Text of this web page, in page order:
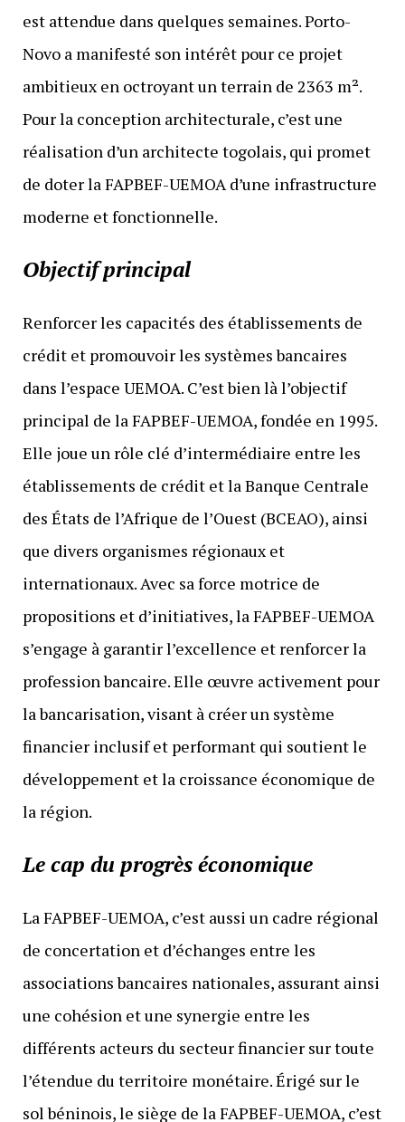
est attendue dans quelques semaines. Porto-
Novo a manifesté son intérêt pour ce projet
ambitieux en octroyant un terrain de 2363 m².
Pour la conception architecturale, c’est une
réalisation d’un architecte togolais, qui promet
de doter la FAPBEF-UEMOA d’une infrastructure
moderne et fonctionnelle.
Objectif principal
Renforcer les capacités des établissements de
crédit et promouvoir les systèmes bancaires
dans l’espace UEMOA. C’est bien là l’objectif
principal de la FAPBEF-UEMOA, fondée en 1995.
Elle joue un rôle clé d’intermédiaire entre les
établissements de crédit et la Banque Centrale
des États de l’Afrique de l’Ouest (BCEAO), ainsi
que divers organismes régionaux et
internationaux. Avec sa force motrice de
propositions et d’initiatives, la FAPBEF-UEMOA
s’engage à garantir l’excellence et renforcer la
profession bancaire. Elle œuvre activement pour
la bancarisation, visant à créer un système
financier inclusif et performant qui soutient le
développement et la croissance économique de
la région.
Le cap du progrès économique
La FAPBEF-UEMOA, c’est aussi un cadre régional
de concertation et d’échanges entre les
associations bancaires nationales, assurant ainsi
une cohésion et une synergie entre les
différents acteurs du secteur financier sur toute
l’étendue du territoire monétaire. Érigé sur le
sol béninois, le siège de la FAPBEF-UEMOA, c’est